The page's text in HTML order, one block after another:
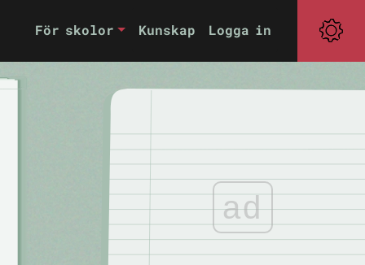
För skolor Kunskap Logga in
ad